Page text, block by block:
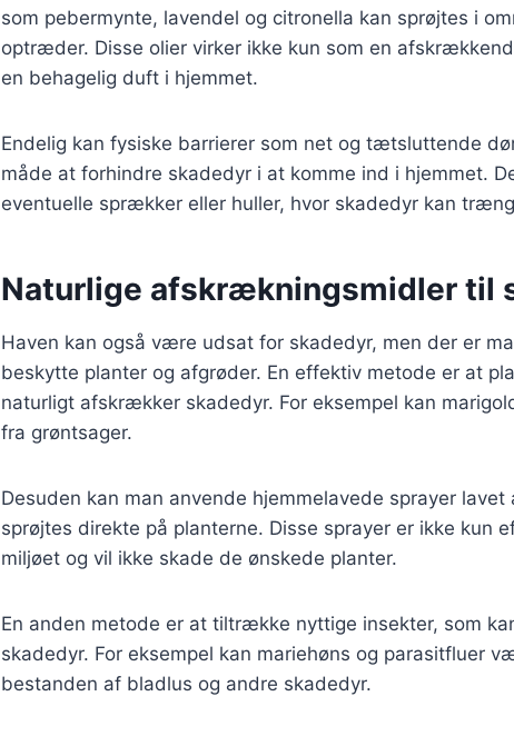
som pebermynte, lavendel og citronella kan sprøjtes i
optræder. Disse olier virker ikke kun som en
en behagelig duft i hjemmet.
Endelig kan fysiske barrierer som net og tætsluttende
måde at forhindre skadedyr i at komme ind i hjemmet.
eventuelle sprækker eller huller, hvor skadedyr kan
Naturlige afskrækningsmidler til
Haven kan også være udsat for skadedyr, men der er
beskytte planter og afgrøder. En effektiv metode er at
naturligt afskrækker skadedyr. For eksempel kan
fra grøntsager.
Desuden kan man anvende hjemmelavede sprayer
sprøjtes direkte på planterne. Disse sprayer er ikke kun
miljøet og vil ikke skade de ønskede planter.
En anden metode er at tiltrække nyttige insekter, som
skadedyr. For eksempel kan mariehøns og parasitfluer
bestanden af bladlus og andre skadedyr.